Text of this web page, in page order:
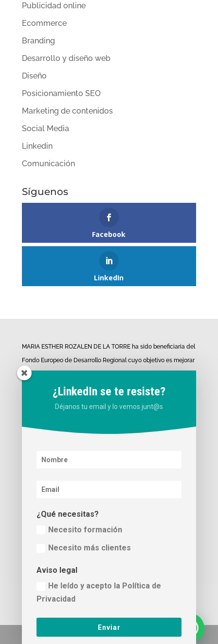
Publicidad online
Ecommerce
Branding
Desarrollo y diseño web
Diseño
Posicionamiento SEO
Marketing de contenidos
Social Media
Linkedin
Comunicación
Síguenos
Facebook
LinkedIn
MARIA ESTHER ROZALEN DE LA TORRE ha sido beneficiaria del
Fondo Europeo de Desarrollo Regional cuyo objetivo es mejorar
el uso y la calidad de las tecnologías de la información y de las
comunicaciones y el acceso a las mismas y gracias al que ha
audiovisual para uso en Internet». para la mejora de
Para ello ha contado con el apoyo del programa TICCámaras de
Aviso Legal
¿LinkedIn se te resiste?
Déjanos tu email y lo vemos junt@s
¿Qué necesitas?
Necesito formación
Necesito más clientes
Aviso legal
He leído y acepto la Política de
Privacidad
Enviar